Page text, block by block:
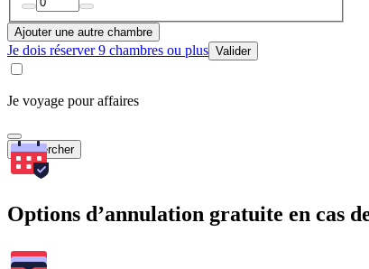
Ajouter une autre chambre
Je dois réserver 9 chambres ou plus Valider
Je voyage pour affaires
Rechercher
Options d’annulation gratuite en cas